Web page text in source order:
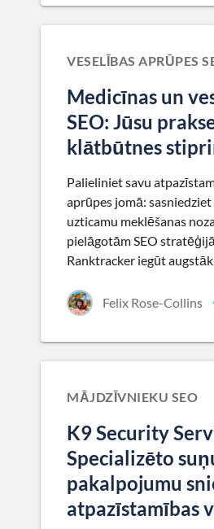
VESELĪBAS APRŪPES
Medicīnas un
SEO: Jūsu
klātbūtnes
Palieliniet savu
aprūpes jomā:
uzticamu meklēšanas
pielāgotām SEO
Ranktracker iegūt
Felix Rose-Collins
MĀJDZĪVNIEKU SEO
K9 Security
Specializēto
pakalpojumu
atpazīstamības